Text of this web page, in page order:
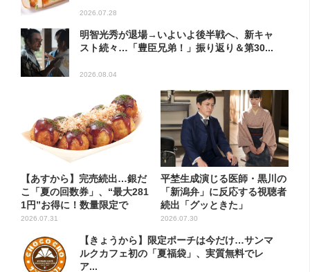
2026.07.28
明智光秀が退場→いよいよ後半戦へ、新キャ
スト続々…「豊臣兄弟！」振り返り＆第30...
2026.08.04
【あすから】完売続出…銀だ
こ「夏の回数券」、“最大281
1円”お得に！数量限定で
2026.07.31
平埜生成演じる医師・黒川の
「新潟弁」に反応する視聴者
続出「グッときた」
2026.07.30
【きょうから】限定ポーチは今だけ…サンマ
ルクカフェ初の「夏福袋」、実質無料でレ
ア...